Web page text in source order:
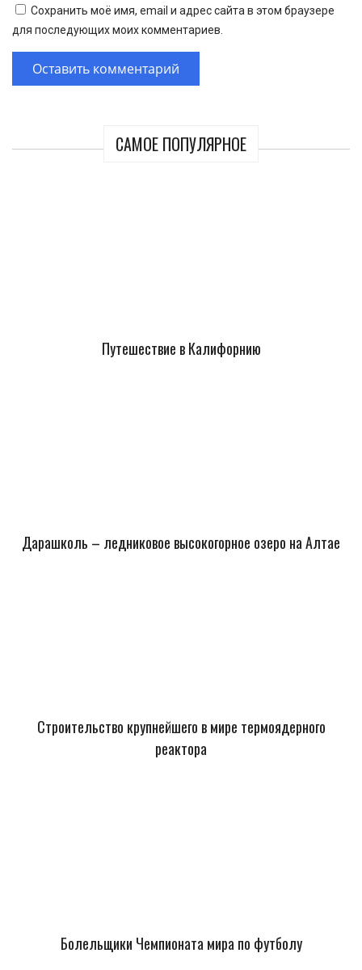
САМОЕ ПОПУЛЯРНОЕ
Путешествие в Калифорнию
Дарашколь – ледниковое высокогорное озеро на Алтае
Строительство крупнейшего в мире термоядерного
реактора
Болельщики Чемпионата мира по футболу
Сохранить моё имя, email и адрес сайта в этом браузере
для последующих моих комментариев.